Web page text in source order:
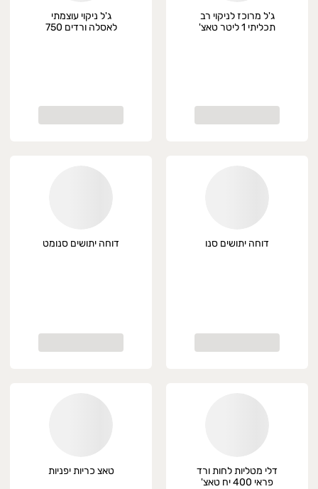
ג'ל מרוכז לניקוי רב
תכליתי 1 ליטר טאצ'
ג'ל ניקוי עוצמתי
לאסלה ורדים 750
דוחה יתושים סנו דוחה יתושים סנומט
דלי מטליות לחות ורד
פראי 400 יח טאצ'
טאצ כריות יפניות